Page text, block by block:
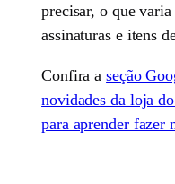
precisar, o que
assinaturas e itens
Confira aseção
novidades da loja
para aprender fazer